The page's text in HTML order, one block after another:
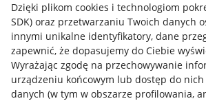
Dzięki plikom cookies i technologiom
SDK) oraz przetwarzaniu Twoich danych
innymi unikalne identyfikatory, dane
zapewnić, że dopasujemy do Ciebie
Wyrażając zgodę na przechowywanie
urządzeniu końcowym lub dostęp do
danych (w tym w obszarze profilowania,